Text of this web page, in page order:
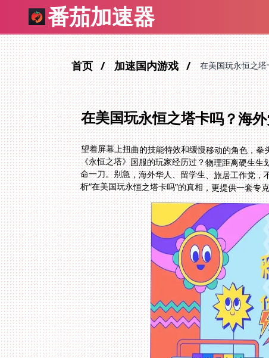
番茄加速器
首页 加速国内游戏 在美国玩永恒之
在美国玩永恒之塔卡吗？海
望着屏幕上扭曲的技能特效和缓慢移动的角色，
《永恒之塔》国服的玩家经历过？物理距离硬生生
命一刀。别急，海外华人、留学生、旅居工作党
析“在美国玩永恒之塔卡吗”的真相，更提供一套